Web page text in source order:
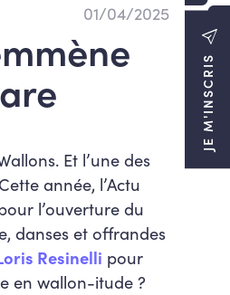
JE M'INSCRIS
01/04/2025
Et l’une des
année, l’Actu
l’ouverture du
danses et offrandes
Resinelli pour
en wallon-itude ?